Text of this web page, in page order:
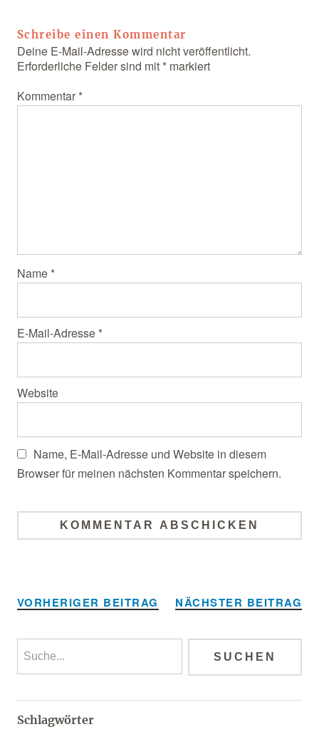
Schreibe einen Kommentar
Deine E-Mail-Adresse wird nicht veröffentlicht.
Erforderliche Felder sind mit *markiert
Kommentar *
Name *
E-Mail-Adresse *
Website
Name, E-Mail-Adresse und Website in diesem
Browser für meinen nächsten Kommentar speichern.
VORHERIGER BEITRAG NÄCHSTER BEITRAG
Schlagwörter